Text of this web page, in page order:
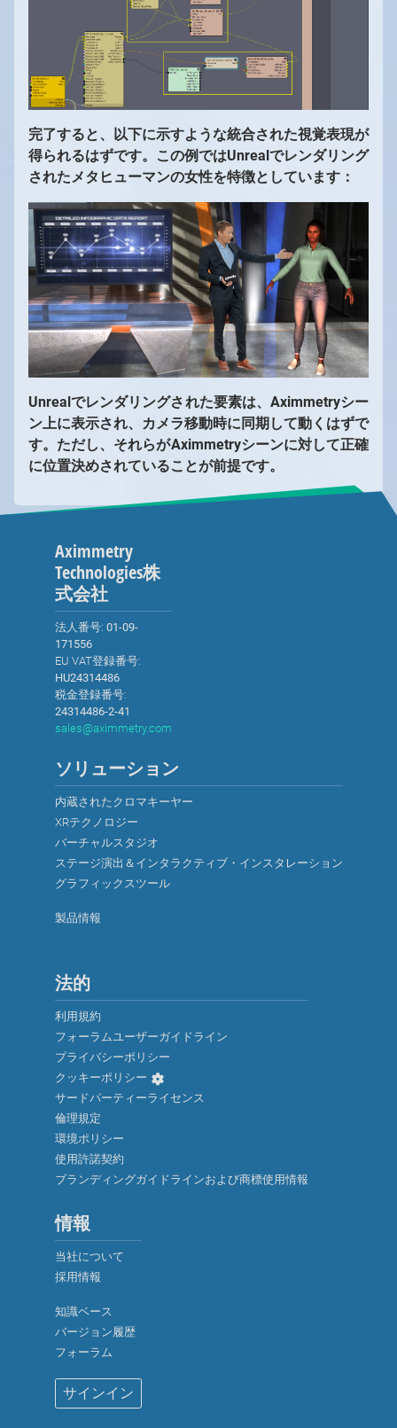
完了すると、以下に示すような統合された視覚表現が
得られるはずです。この例ではUnrealでレンダリング
されたメタヒューマンの女性を特徴としています：
Unrealでレンダリングされた要素は、Aximmetryシー
ン上に表示され、カメラ移動時に同期して動くはずで
す。ただし、それらがAximmetryシーンに対して正確
に位置決めされていることが前提です。
Aximmetry
Technologies株
式会社
法人番号: 01-09-
171556
EU VAT登録番号:
HU24314486
税金登録番号:
24314486-2-41
sales@aximmetry.com
ソリューション
内蔵されたクロマキーヤー
XRテクノロジー
バーチャルスタジオ
ステージ演出＆インタラクティブ・インスタレーション
グラフィックスツール
製品情報
法的
利用規約
フォーラムユーザーガイドライン
プライバシーポリシー
クッキーポリシー
サードパーティーライセンス
倫理規定
環境ポリシー
使用許諾契約
ブランディングガイドラインおよび商標使用情報
情報
当社について
採用情報
知識ベース
バージョン履歴
フォーラム
サインイン
厳密に必要なクッキー
機能性クッキー（推奨）
分析およびマーケティング用クッキー（推奨）